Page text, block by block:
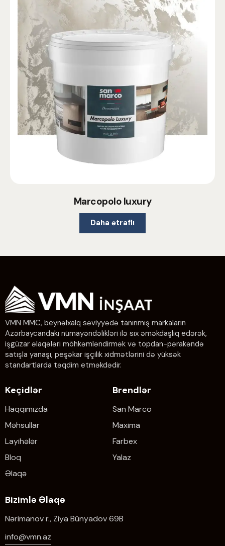
Marcopolo luxury
Daha ətraflı
VMN MMC, beynəlxalq səviyyədə tanınmış markaların
Azərbaycandakı nümayəndəlikləri ilə sıx əməkdaşlıq edərək,
işgüzar əlaqələri möhkəmləndirmək və topdan-pərakəndə
satışla yanaşı, peşəkar işçilik xidmətlərini də yüksək
standartlarda təqdim etməkdədir.
Keçidlər
Haqqımızda
Məhsullar
Layihələr
Bloq
Əlaqə
Brendlər
San Marco
Maxima
Farbex
Yalaz
Bizimlə Əlaqə
Nərimanov r., Ziya Bünyadov 69B
info@vmn.az